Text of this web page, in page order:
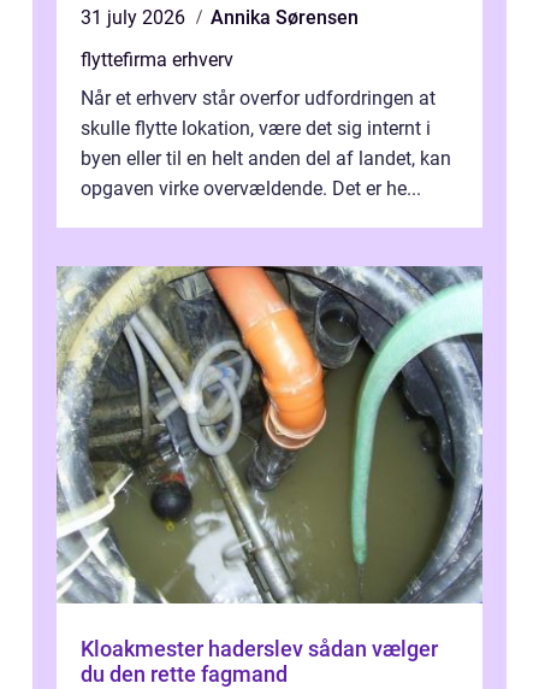
31 july 2026
Annika Sørensen
flyttefirma erhverv
Når et erhverv står overfor udfordringen at
skulle flytte lokation, være det sig internt i
byen eller til en helt anden del af landet, kan
opgaven virke overvældende. Det er he...
Kloakmester haderslev sådan vælger
du den rette fagmand